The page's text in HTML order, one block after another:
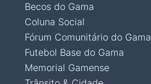
Becos do Gama
Coluna Social
Fórum Comunitário do Gama
Futebol Base do Gama
Memorial Gamense